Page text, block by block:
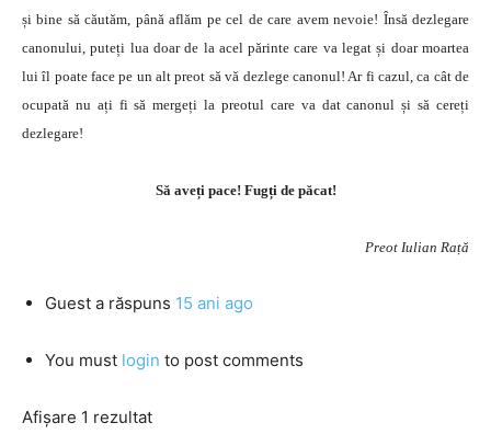
și bine să căutăm, până aflăm pe cel de care avem nevoie! Însă dezlegare
canonului, puteți lua doar de la acel părinte care va legat și doar moartea
lui îl poate face pe un alt preot să vă dezlege canonul! Ar fi cazul, ca cât de
ocupată nu ați fi să mergeți la preotul care va dat canonul și să cereți
dezlegare!
Să aveți pace! Fugți de păcat!
Preot Iulian Rață
Guest a răspuns 15 ani ago
You must login to post comments
Afișare 1 rezultat